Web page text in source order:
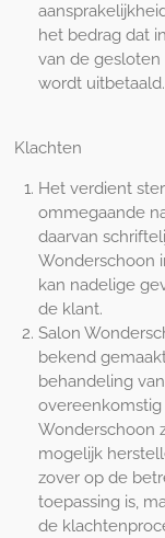
het bedrag dat
van de gesloten
wordt uitbetaald.
Klachten
Het verdient
ommegaande
daarvan
Wonderschoon
kan nadelige
de klant.
Salon
bekend
behandeling
Wonderschoon
mogelijk
zover op de
toepassing is,
de